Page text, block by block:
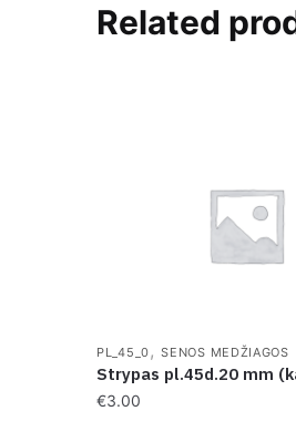
Related
PL_45_0 ,SENOS MEDŽIAGOS
Strypas pl.45d.20 mm
€3.00